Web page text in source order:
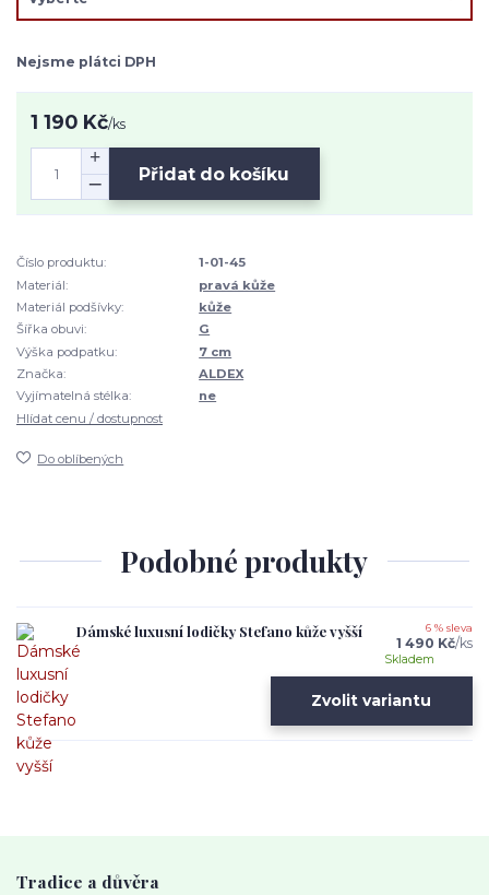
Nejsme plátci DPH
1 190 Kč/ks
Přidat do košíku
Číslo produktu:
1-01-45
Materiál:
pravá kůže
Materiál podšívky:
kůže
Šířka obuvi:
G
Výška podpatku:
7 cm
Značka:
ALDEX
Vyjímatelná stélka:
ne
Hlídat cenu / dostupnost
Do oblíbených
Podobné produkty
Dámské luxusní lodičky Stefano kůže vyšší 6 % sleva
1 490 Kč/ks
Skladem
Zvolit variantu
Tradice a důvěra